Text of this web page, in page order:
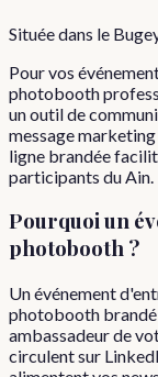
Située dans le
Pour vos
photobooth
un outil de
message
ligne brandée
participants du Ain.
Pourquoiun
photobooth ?
Un événement
photobooth
ambassadeur de
circulent sur